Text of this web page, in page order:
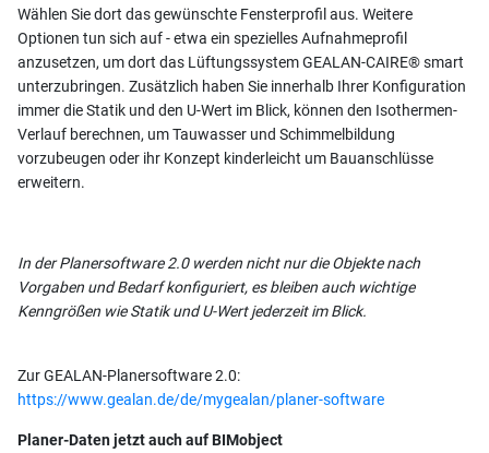
Wählen Sie dort das gewünschte Fensterprofil aus. Weitere
Optionen tun sich auf - etwa ein spezielles Aufnahmeprofil
anzusetzen, um dort das Lüftungssystem GEALAN-CAIRE® smart
unterzubringen. Zusätzlich haben Sie innerhalb Ihrer Konfiguration
immer die Statik und den U-Wert im Blick, können den Isothermen-
Verlauf berechnen, um Tauwasser und Schimmelbildung
vorzubeugen oder ihr Konzept kinderleicht um Bauanschlüsse
erweitern.
In der Planersoftware 2.0 werden nicht nur die Objekte nach
Vorgaben und Bedarf konfiguriert, es bleiben auch wichtige
Kenngrößen wie Statik und U-Wert jederzeit im Blick.
Zur GEALAN-Planersoftware 2.0:
https://www.gealan.de/de/mygealan/planer-software
Planer-Daten jetzt auch auf BIMobject